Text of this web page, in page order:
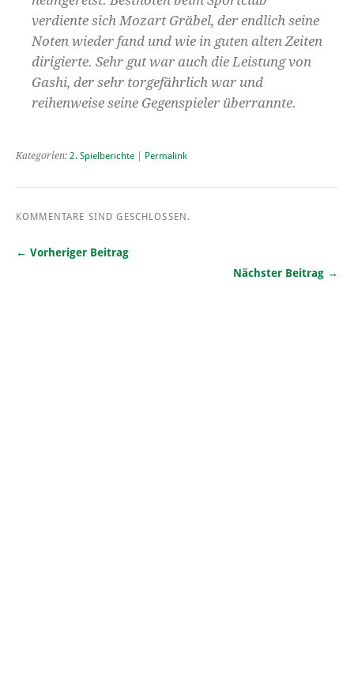
verdiente sich Mozart Gräbel, der endlich seine
Noten wieder fand und wie in guten alten Zeiten
dirigierte. Sehr gut war auch die Leistung von
Gashi, der sehr torgefährlich war und
reihenweise seine Gegenspieler überrannte.
Kategorien: 2. Spielberichte Permalink
KOMMENTARE SIND GESCHLOSSEN.
← Vorheriger Beitrag
Nächster Beitrag →